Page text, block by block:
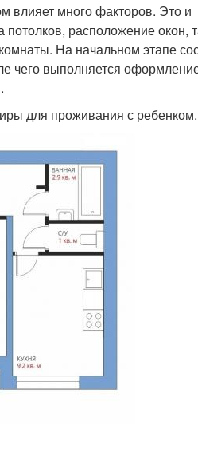
влияет много факторов. Это и
расположение окон,
На начальном этапе
чего выполняется
для проживания с ребенком.